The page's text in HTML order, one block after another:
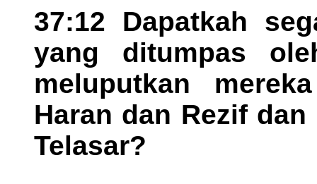
37:12 Dapatkah
yang ditumpas
meluputkan
Haran dan Rezif
Telasar?